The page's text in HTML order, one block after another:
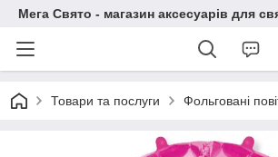
Мега Свято - магазин аксесуарів для
Товари та послуги Фольговані